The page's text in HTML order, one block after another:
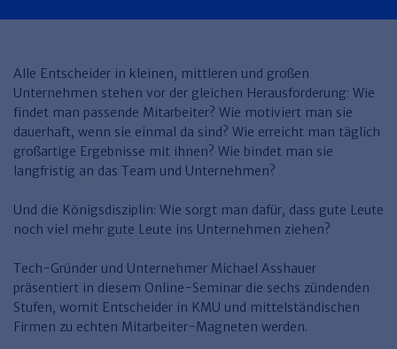
Arbeitsrecht
Entgeltabrechnung
Führung
Organisation
Personalentwicklung und
Persönlichkeitsentwicklung
Steuern & Rechnungswesen
Finden Sie Ihr Thema
Steuerrecht
Rechnungswesen
Steuerkanzlei und Gebühren
Recht & Compliance
Finden Sie Ihr Thema
Miet- und WE-Recht
Verkehrsrecht
Wirtschaftsrecht
Zurück
Immobilien
Miet- und Bestandsverwaltung
Wohnungswirtschaft
Immobilienverwaltung
Zurück
Öffentlicher Dienst
Finden Sie Ihr Thema
TVöD
Kommunale Finanzen
Zurück
Arbeitsschutz & BGM
Finden Sie Ihr Thema
Arbeitsschutz
Zurück
Produktpräsentationen
Alle Entscheider in kleinen, mittleren und großen
Unternehmen stehen vor der gleichen Herausforderung: Wie
findet man passende Mitarbeiter? Wie motiviert man sie
dauerhaft, wenn sie einmal da sind? Wie erreicht man täglich
großartige Ergebnisse mit ihnen? Wie bindet man sie
langfristig an das Team und Unternehmen?
Und die Königsdisziplin: Wie sorgt man dafür, dass gute Leute
noch viel mehr gute Leute ins Unternehmen ziehen?
Tech-Gründer und Unternehmer Michael Asshauer
präsentiert in diesem Online-Seminar die sechs zündenden
Stufen, womit Entscheider in KMU und mittelständischen
Firmen zu echten Mitarbeiter-Magneten werden.